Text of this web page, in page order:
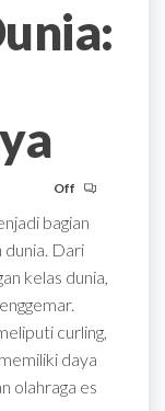
Off
bagian
dunia. Dari
kelas dunia,
curling,
daya
olahraga es